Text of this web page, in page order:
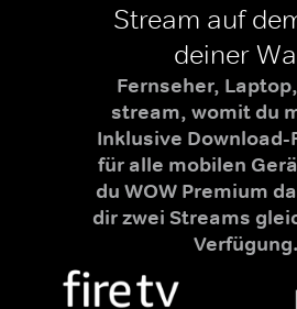
Stream auf
deiner
Fernseher,
stream, womit du
Inklusive Download-
für alle mobilen
du WOW Premium
dir zwei Streams
Verfügung.